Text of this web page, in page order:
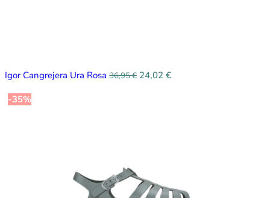
Igor Cangrejera Ura Rosa 36,95€ 24,02 €
-35%